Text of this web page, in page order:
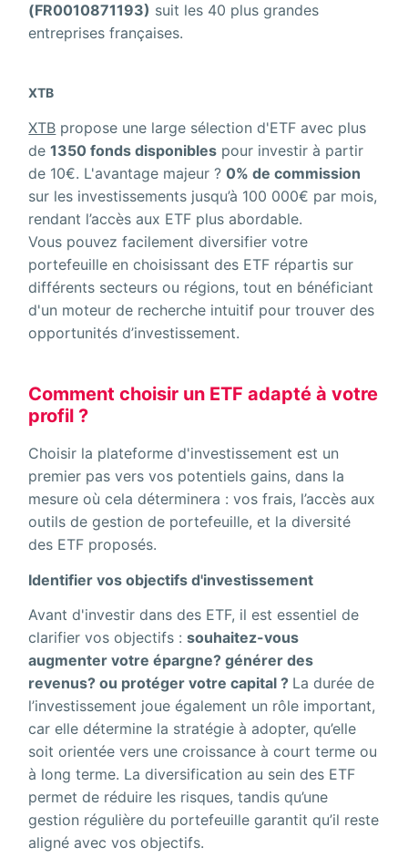
(FR0010871193) suit les 40 plus grandes
entreprises françaises.
XTB
XTB propose une large sélection d'ETF avec plus
de1350 fonds disponibles pour investir à partir
de 10€. L'avantage majeur ?0% de commission
sur les investissements jusqu’à 100 000€ par mois,
rendant l’accès aux ETF plus abordable.
Vous pouvez facilement diversifier votre
portefeuille en choisissant des ETF répartis sur
différents secteurs ou régions, tout en bénéficiant
d'un moteur de recherche intuitif pour trouver des
opportunités d’investissement.
Comment choisir un ETF adapté à votre
profil ?
Choisir la plateforme d'investissement est un
premier pas vers vos potentiels gains, dans la
mesure où cela déterminera : vos frais, l’accès aux
outils de gestion de portefeuille, et la diversité
des ETF proposés.
Identifier vos objectifs d'investissement
Avant d'investir dans des ETF, il est essentiel de
clarifier vos objectifs :souhaitez-vous
augmenter votre épargne? générer des
revenus? ou protéger votre capital ? La durée de
l’investissement joue également un rôle important,
car elle détermine la stratégie à adopter, qu’elle
soit orientée vers une croissance à court terme ou
à long terme. La diversification au sein des ETF
permet de réduire les risques, tandis qu’une
gestion régulière du portefeuille garantit qu’il reste
aligné avec vos objectifs.